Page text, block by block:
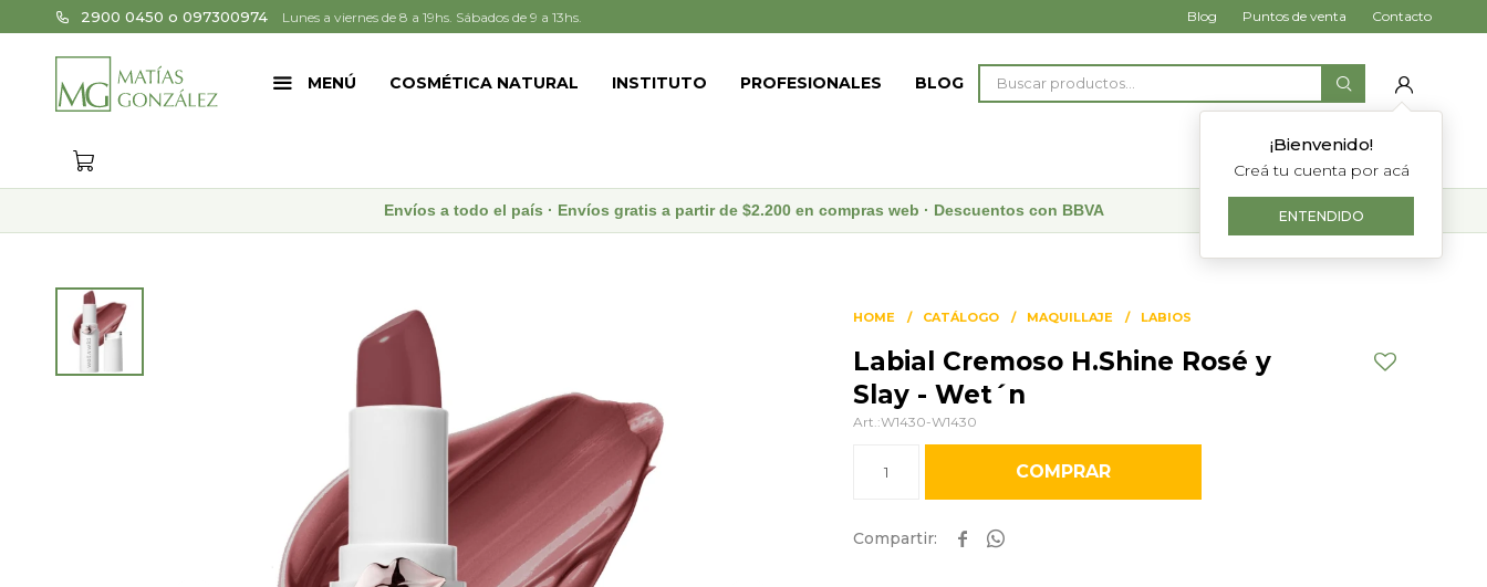
MENÚ COSMÉTICA NATURAL INSTITUTO PROFESIONALES BLOG
¡Bienvenido!
Creá tu cuenta por acá
ENTENDIDO
2900 0450 o 097300974 Lunes a viernes de 8 a 19hs. Sábados de 9 a 13hs. Blog Puntos de venta Contacto
Envíos a todo el país · Envíos gratis a partir de $2.200 en compras web · Descuentos con BBVA
HOME CATÁLOGO MAQUILLAJE LABIOS
Labial Cremoso H.Shine Rosé y
Slay - Wet´n
W1430-W1430
1 COMPRAR
 